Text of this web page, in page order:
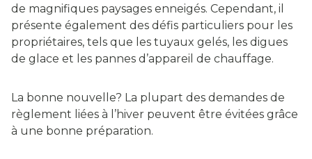
de magnifiques paysages enneigés. Cependant, il
présente également des défis particuliers pour les
propriétaires, tels que les tuyaux gelés, les digues
de glace et les pannes d’appareil de chauffage.
La bonne nouvelle? La plupart des demandes de
règlement liées à l’hiver peuvent être évitées grâce
à une bonne préparation.